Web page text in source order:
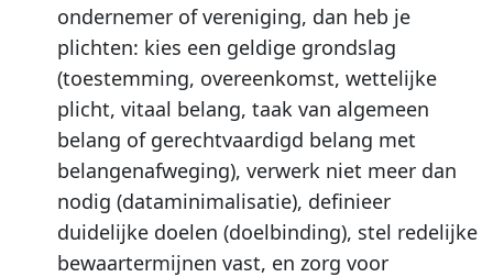
ondernemer of vereniging, dan heb je
plichten: kies een geldige grondslag
(toestemming, overeenkomst, wettelijke
plicht, vitaal belang, taak van algemeen
belang of gerechtvaardigd belang met
belangenafweging), verwerk niet meer dan
nodig (dataminimalisatie), definieer
duidelijke doelen (doelbinding), stel redelijke
bewaartermijnen vast, en zorg voor